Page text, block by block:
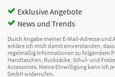
Exklusive Angebote
News und Trends
Durch Angabe meiner E-Mail-Adresse
erkläre ich mich damit einverstanden,
regelmäßig Informationen zu folgendem
Handtaschen, Rucksäcke, Schul- und
Accessoires. Meine Einwilligung kann ich
GmbH widerrufen.